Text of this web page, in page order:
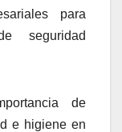
para
seguridad
de
e higiene en